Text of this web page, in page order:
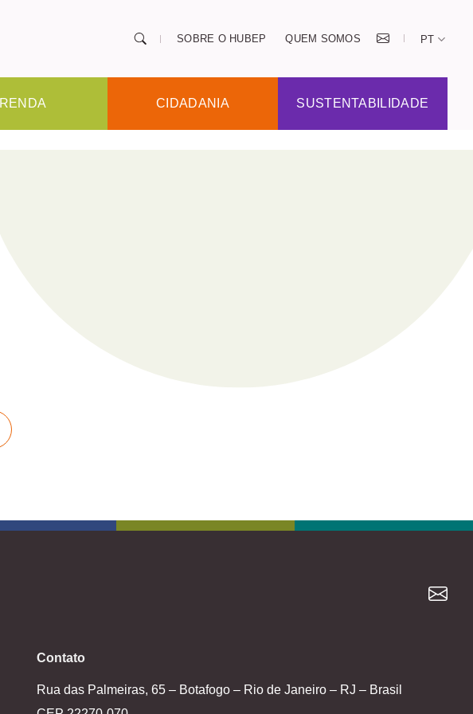
SOBRE O HUBEP QUEM SOMOS PT
RENDA CIDADANIA SUSTENTABILIDADE
Contato
Rua das Palmeiras, 65 – Botafogo – Rio de Janeiro – RJ – Brasil